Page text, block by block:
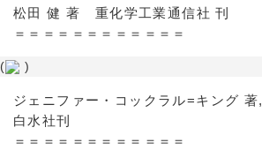
松田 健 著 重化学工業通信社 刊
＝＝＝＝＝＝＝＝＝＝＝＝
( )
ジェニファー・コックラル=キング 著,
白水社刊
＝＝＝＝＝＝＝＝＝＝＝＝